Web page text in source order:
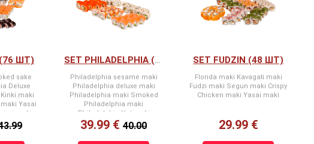
(76 ШТ)
sake
Deluxe
maki
Yasai
maki
SET PHILADELPHIA (40 ШТ)
Philadelphia sesame maki
Philadelphia deluxe maki
Philadelphia maki Smoked
Philadelphia maki
Philadelphia Hot maki
39.99 €40.00
SET FUDZIN (48 ШТ)
Florida maki Kavagati maki
Fudzi maki Segun maki Crispy
Chicken maki Yasai maki
29.99 €